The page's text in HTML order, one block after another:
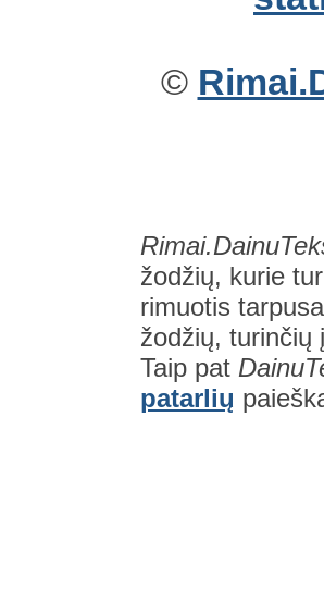
©
žodžių, kurie
rimuotis
žodžių,
Taip pat
patarlių